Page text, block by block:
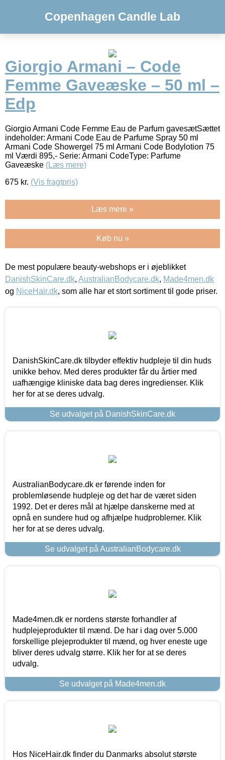
Copenhagen Candle Lab
Giorgio Armani – Code
Femme Gaveæske – 50 ml –
Edp
Giorgio Armani Code Femme Eau de Parfum gavesætSættet
indeholder: Armani Code Eau de Parfume Spray 50 ml
Armani Code Showergel 75 ml Armani Code Bodylotion 75
ml Værdi 895,- Serie: Armani CodeType: Parfume
Gaveæske (Læs mere)
675 kr. (Vis fragtpris)
Læs mere »
Køb nu »
De mest populære beauty-webshops er i øjeblikket
DanishSkinCare.dk, AustralianBodycare.dk, Made4men.dk
og NiceHair.dk, som alle har et stort sortiment til gode priser.
DanishSkinCare.dk tilbyder effektiv hudpleje til din huds
unikke behov. Med deres produkter får du årtier med
uafhængige kliniske data bag deres ingredienser. Klik
her for at se deres udvalg.
Se udvalget på DanishSkinCare.dk
AustralianBodycare.dk er førende inden for
problemløsende hudpleje og det har de været siden
1992. Det er deres mål at hjælpe danskerne med at
opnå en sundere hud og afhjælpe hudproblemer. Klik
her for at se deres udvalg.
Se udvalget på AustralianBodycare.dk
Made4men.dk er nordens største forhandler af
hudplejeprodukter til mænd. De har i dag over 5.000
forskellige plejeprodukter til mænd, og hver eneste uge
bliver deres udvalg større. Klik her for at se deres
udvalg.
Se udvalget på Made4men.dk
Hos NiceHair.dk finder du Danmarks absolut største